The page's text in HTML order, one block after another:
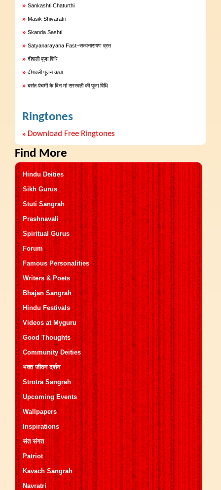
» Sankashti Chaturthi
» Masik Shivaratri
» Skanda Sashti
» Satyanarayana Fast~सत्यनारायण व्रत
» दीवाली पूजा विधि
» दीपावली पूजन कथा
» बसंत पंचमी के दिन मां सरस्वती की पूजा विधि
Ringtones
» Download Free Ringtones
Find More
Hindu Deities
Sikh Gurus
Stuti Sangrah
Prashnavali
Spiritual Gurus
Forum
Famous Personalities
Writers & Poets
Bhajan Sangrah
Hindu Festivals
Videos at Myguru
Good Thoughts
Community Deities
भक्त जीवन दर्शन
Strotra Sangrah
Upcoming Events
Wallpapers
Inspirations
संत संगत
Patriot
Kavach Sangrah
Navratri